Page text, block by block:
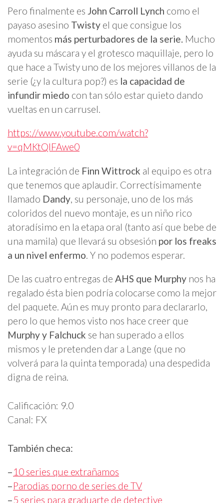
Pero finalmente es John Carroll Lynch como el
payaso asesino Twisty el que consigue los
momentos más perturbadores de la serie. Mucho
ayuda su máscara y el grotesco maquillaje, pero lo
que hace a Twisty uno de los mejores villanos de la
serie (¿y la cultura pop?) es la capacidad de
infundir miedo con tan sólo estar quieto dando
vueltas en un carrusel.
https://www.youtube.com/watch?
v=qMKtQlFAwe0
La integración de Finn Wittrock al equipo es otra
que tenemos que aplaudir. Correctísimamente
llamado Dandy, su personaje, uno de los más
coloridos del nuevo montaje, es un niño rico
atoradísimo en la etapa oral (tanto así que bebe de
una mamila) que llevará su obsesión por los freaks
a un nivel enfermo. Y no podemos esperar.
De las cuatro entregas de AHS que Murphy nos ha
regalado ésta bien podría colocarse como la mejor
del paquete. Aún es muy pronto para declararlo,
pero lo que hemos visto nos hace creer que
Murphy y Falchuck se han superado a ellos
mismos y le pretenden dar a Lange (que no
volverá para la quinta temporada) una despedida
digna de reina.
Calificación: 9.0
Canal: FX
También checa:
–10 series que extrañamos
–Parodias porno de series de TV
–5 series para graduarte de detective